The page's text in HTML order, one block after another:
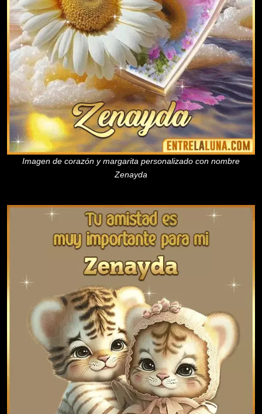
Imagen de corazón y margarita personalizado con nombre
Zenayda